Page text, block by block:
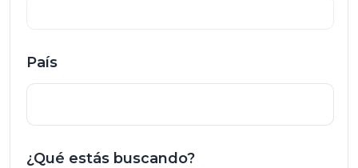
País
¿Qué estás buscando?